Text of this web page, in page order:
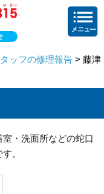
ッフの修理報告 > 藤津
・洗面所などの蛇口
。